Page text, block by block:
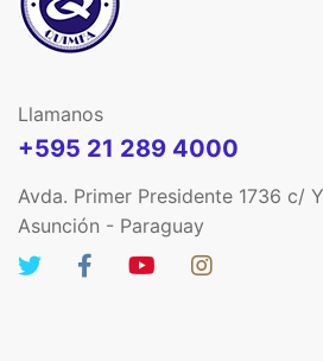
Llamanos
+595 21 289 4000
Avda. Primer Presidente 1736 c/
Asunción - Paraguay